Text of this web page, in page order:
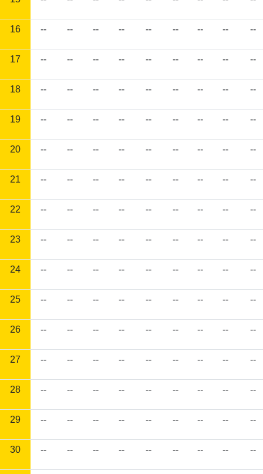
16 -- -- -- -- -- -- -- -- --
17 -- -- -- -- -- -- -- -- --
18 -- -- -- -- -- -- -- -- --
19 -- -- -- -- -- -- -- -- --
20 -- -- -- -- -- -- -- -- --
21 -- -- -- -- -- -- -- -- --
22 -- -- -- -- -- -- -- -- --
23 -- -- -- -- -- -- -- -- --
24 -- -- -- -- -- -- -- -- --
25 -- -- -- -- -- -- -- -- --
26 -- -- -- -- -- -- -- -- --
27 -- -- -- -- -- -- -- -- --
28 -- -- -- -- -- -- -- -- --
29 -- -- -- -- -- -- -- -- --
30 -- -- -- -- -- -- -- -- --